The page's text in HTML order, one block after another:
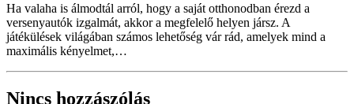
Ha valaha is álmodtál arról, hogy a saját otthonodban érezd a
versenyautók izgalmát, akkor a megfelelő helyen jársz. A
játékülések világában számos lehetőség vár rád, amelyek mind a
maximális kényelmet,…
Nincs hozzászólás